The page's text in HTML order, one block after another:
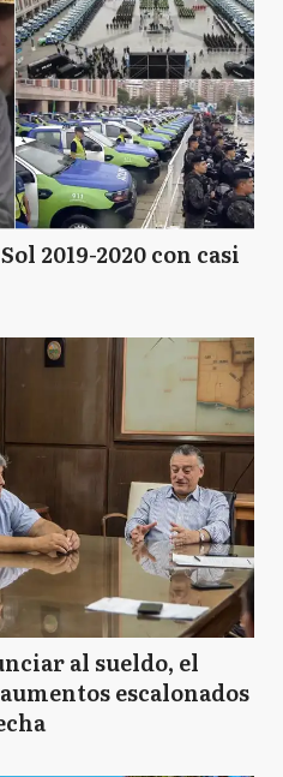
2019-2020 con casi
al sueldo, el
escalonados